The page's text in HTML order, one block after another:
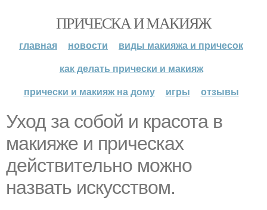
ПРИЧЕСКА И МАКИЯЖ
главная новости
виды макияжа и причесок
как делать прически и макияж
прически и макияж на дому
игры отзывы
Уход за собой и красота в
макияже и прическах
действительно можно
назвать искусством.